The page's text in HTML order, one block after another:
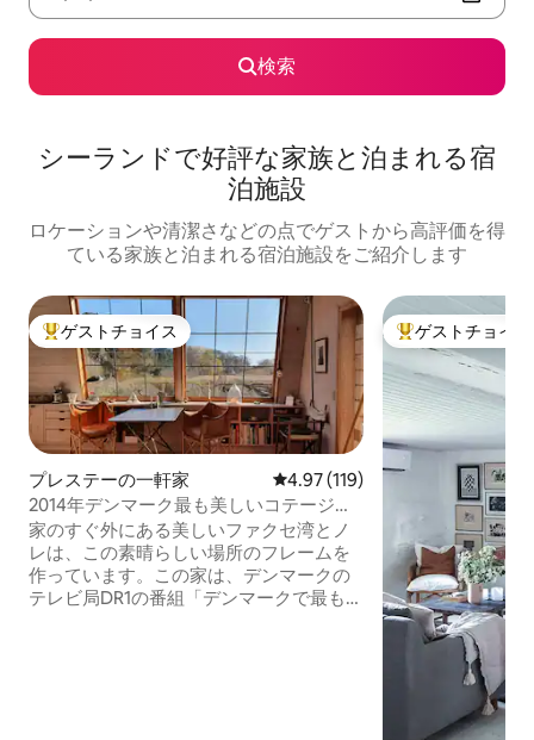
検索
シーランドで好評な家族と泊まれる宿
泊施設
ロケーションや清潔さなどの点でゲストから高評価を得
ている家族と泊まれる宿泊施設をご紹介します
大好評のゲストチョイスです。
ゲストチョイス
プレステーの一軒家 レビュー119件、5つ星中4.97つ
4.97 (119)
2014年デンマーク最も美しいコテージに
選出
家のすぐ外にある美しいファクセ湾とノ
レは、この素晴らしい場所のフレームを
作っています。この家は、デンマークの
テレビ局DR1の番組「デンマークで最も美
大好評のゲスト
ゲストチョイス